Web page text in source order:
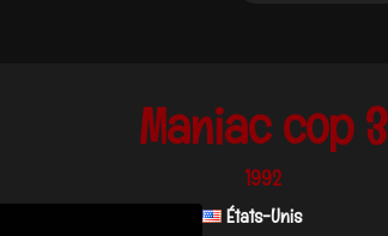
Maniac cop 3
1992
États-Unis